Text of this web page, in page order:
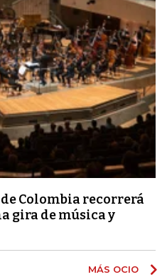
Colombia recorrerá
gira de música y
MÁS OCIO